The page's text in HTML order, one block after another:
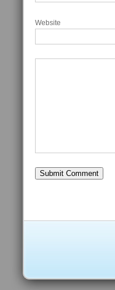
Website